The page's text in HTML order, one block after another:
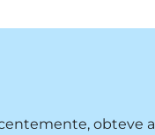
obteve a